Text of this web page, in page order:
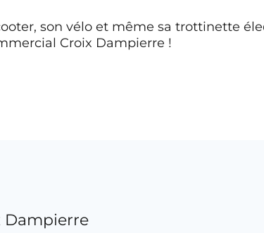
son vélo et même sa trottinette
Croix Dampierre !
Dampierre